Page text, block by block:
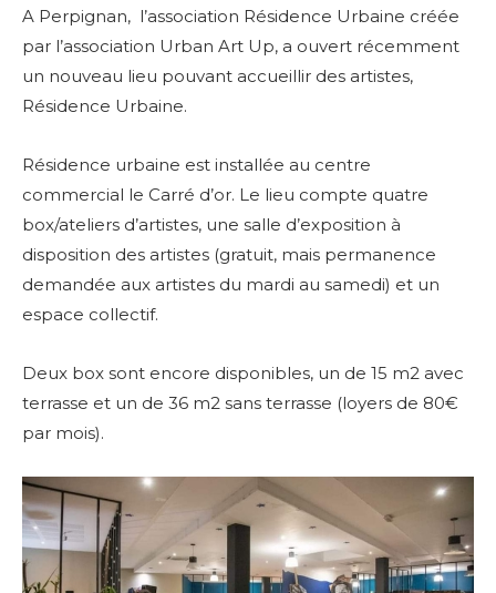
A Perpignan, l’association Résidence Urbaine créée
par l’association Urban Art Up, a ouvert récemment
un nouveau lieu pouvant accueillir des artistes,
Résidence Urbaine.
Résidence urbaine est installée au centre
commercial le Carré d’or. Le lieu compte quatre
box/ateliers d’artistes, une salle d’exposition à
disposition des artistes (gratuit, mais permanence
demandée aux artistes du mardi au samedi) et un
espace collectif.
Deux box sont encore disponibles, un de 15 m2 avec
terrasse et un de 36 m2 sans terrasse (loyers de 80€
par mois).